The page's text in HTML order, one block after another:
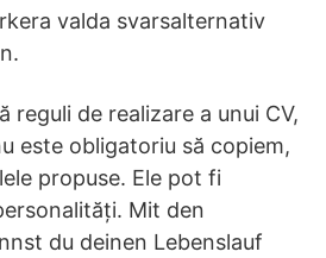
valda svarsalternativ
reguli de realizare a unui CV,
este obligatoriu să copiem,
propuse. Ele pot fi
Mit den
du deinen Lebenslauf